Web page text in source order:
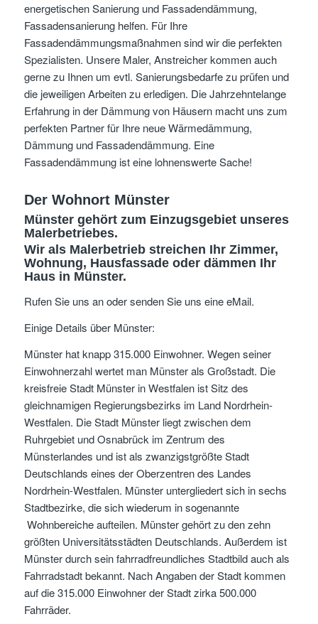
energetischen Sanierung und Fassadendämmung,
Fassadensanierung helfen. Für Ihre
Fassadendämmungsmaßnahmen sind wir die perfekten
Spezialisten. Unsere Maler, Anstreicher kommen auch
gerne zu Ihnen um evtl. Sanierungsbedarfe zu prüfen und
die jeweiligen Arbeiten zu erledigen. Die Jahrzehntelange
Erfahrung in der Dämmung von Häusern macht uns zum
perfekten Partner für Ihre neue Wärmedämmung,
Dämmung und Fassadendämmung. Eine
Fassadendämmung ist eine lohnenswerte Sache!
Der Wohnort Münster
Münster gehört zum Einzugsgebiet unseres
Malerbetriebes.
Wir als Malerbetrieb streichen Ihr Zimmer,
Wohnung, Hausfassade oder dämmen Ihr
Haus in Münster.
Rufen Sie uns an oder senden Sie uns eine eMail.
Einige Details über Münster:
Münster hat knapp 315.000 Einwohner. Wegen seiner
Einwohnerzahl wertet man Münster als Großstadt. Die
kreisfreie Stadt Münster in Westfalen ist Sitz des
gleichnamigen Regierungsbezirks im Land Nordrhein-
Westfalen. Die Stadt Münster liegt zwischen dem
Ruhrgebiet und Osnabrück im Zentrum des
Münsterlandes und ist als zwanzigstgrößte Stadt
Deutschlands eines der Oberzentren des Landes
Nordrhein-Westfalen. Münster untergliedert sich in sechs
Stadtbezirke, die sich wiederum in sogenannte
Wohnbereiche aufteilen. Münster gehört zu den zehn
größten Universitätsstädten Deutschlands. Außerdem ist
Münster durch sein fahrradfreundliches Stadtbild auch als
Fahrradstadt bekannt. Nach Angaben der Stadt kommen
auf die 315.000 Einwohner der Stadt zirka 500.000
Fahrräder.